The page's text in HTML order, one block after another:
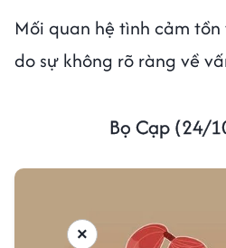
Mối quan hệ tình cảm
do sự không rõ ràng về
Bọ Cạp (24/
×